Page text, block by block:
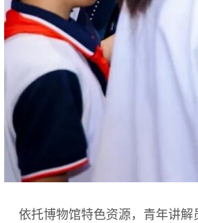
依托博物馆特色资源，青年讲解